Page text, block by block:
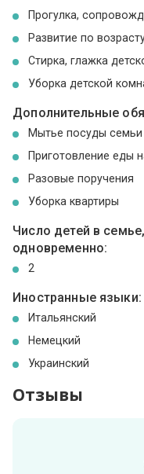
Прогулка,
Развитие по
Стирка, глажка
Уборка детской
Дополнительные
Мытье посуды семьи
Приготовление еды
Разовые поручения
Уборка квартиры
Число детей в
одновременно:
2
Иностранные языки:
Итальянский
Немецкий
Украинский
Отзывы